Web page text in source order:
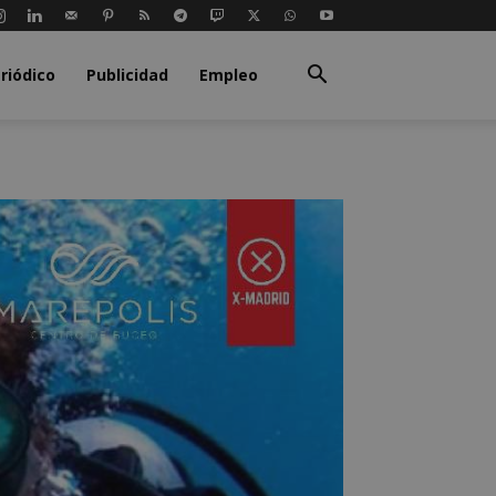
Publicidad Empleo